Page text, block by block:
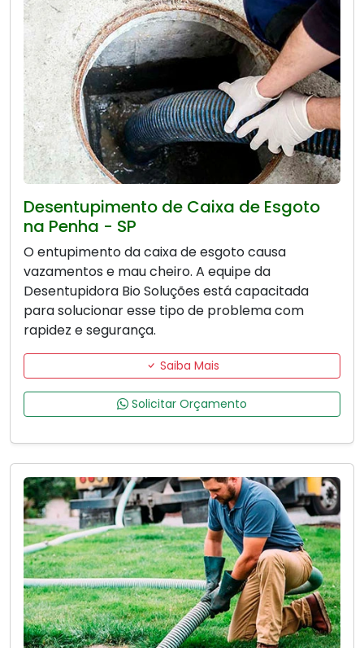
Desentupimento de Caixa de Esgoto
na Penha - SP
O entupimento da caixa de esgoto causa
vazamentos e mau cheiro. A equipe da
Desentupidora Bio Soluções está capacitada
para solucionar esse tipo de problema com
rapidez e segurança.
Saiba Mais
Solicitar Orçamento